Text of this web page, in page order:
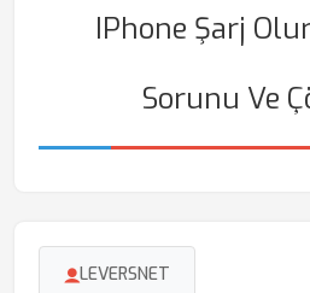
IPhone Şarj
Sorunu Ve
LEVERSNET